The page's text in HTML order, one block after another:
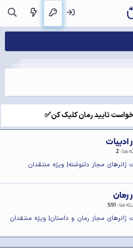
تایید رمان کلیک کن✅
ادبیات
2
ژانرهای مجاز دلنوشته| ویژه منتقدان
رمان
591
ژانرهای مجاز رمان و داستان| ویژه منتقدان